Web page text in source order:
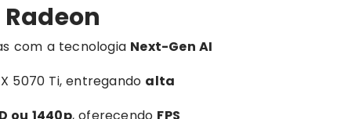
com a tecnologia Next-Gen AI
5070 Ti, entregando alta